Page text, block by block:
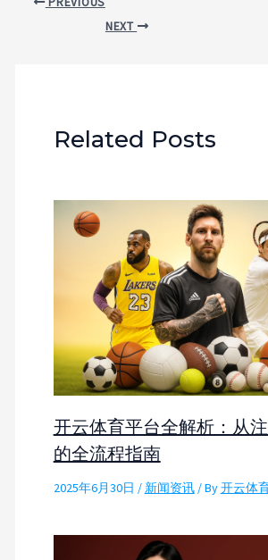
NEXT
Related Posts
开云体育平台全解析：从
的全流程指南
2025年6月30日 / 新闻资讯/ By开云体